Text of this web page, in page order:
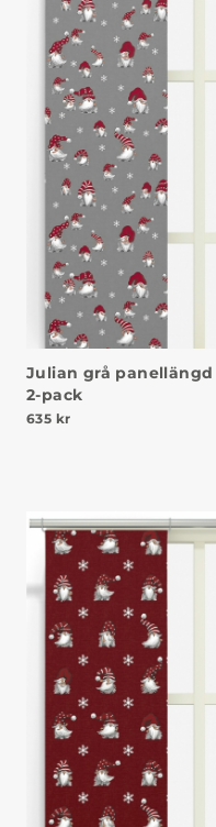
Julian grå panellängd
2-pack
635 kr